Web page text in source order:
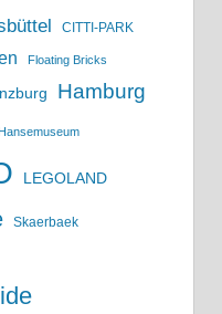
CITTI-PARK
Floating Bricks
Hamburg
Hansemuseum
LEGOLAND
Skaerbaek